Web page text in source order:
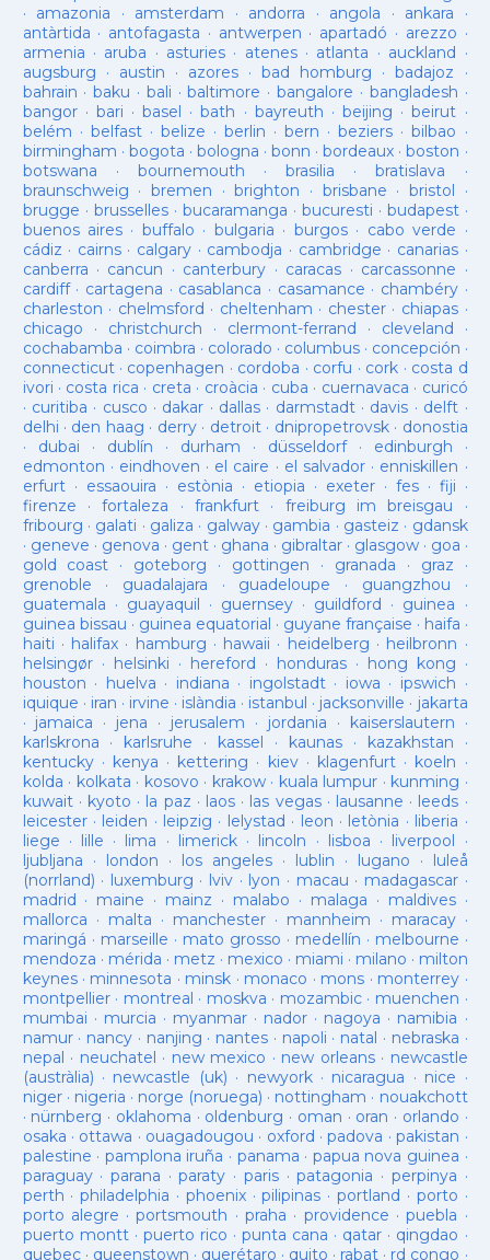
· amazonia · amsterdam · andorra · angola · ankara ·
antàrtida · antofagasta · antwerpen · apartadó · arezzo ·
armenia · aruba · asturies· atenes· atlanta · auckland ·
augsburg · austin · azores·bad homburg ·badajoz ·
bahrain ·baku · bali ·baltimore ·bangalore · bangladesh ·
bangor· bari ·basel ·bath · bayreuth ·beijing ·beirut ·
belém · belfast· belize · berlin ·bern ·beziers ·bilbao ·
birmingham · bogota · bologna ·bonn ·bordeaux ·boston ·
botswana · bournemouth ·brasilia ·bratislava ·
braunschweig · bremen ·brighton · brisbane · bristol ·
brugge · brusselles· bucaramanga · bucuresti · budapest·
buenos aires· buffalo · bulgaria · burgos· cabo verde ·
cádiz · cairns· calgary · cambodja · cambridge · canarias·
canberra · cancun · canterbury · caracas · carcassonne ·
cardiff· cartagena · casablanca · casamance · chambéry·
charleston · chelmsford · cheltenham · chester· chiapas ·
chicago · christchurch · clermont-ferrand · cleveland ·
cochabamba · coimbra · colorado · columbus· concepción ·
connecticut· copenhagen · cordoba · corfu · cork · costa d
ivori · costa rica · creta · croàcia · cuba · cuernavaca · curicó
· curitiba · cusco · dakar · dallas · darmstadt· davis · delft ·
delhi · den haag · derry· detroit· dnipropetrovsk· donostia
· dubai · dublín · durham · düsseldorf· edinburgh ·
edmonton · eindhoven · el caire · el salvador · enniskillen ·
erfurt· essaouira · estònia · etiopia · exeter· fes· fiji ·
firenze ·fortaleza · frankfurt· freiburg im breisgau ·
fribourg · galati · galiza · galway· gambia · gasteiz · gdansk
· geneve · genova · gent· ghana · gibraltar· glasgow· goa ·
gold coast · goteborg · gottingen · granada · graz ·
grenoble · guadalajara · guadeloupe · guangzhou ·
guatemala · guayaquil · guernsey· guildford · guinea ·
guinea bissau · guinea equatorial · guyane française · haifa ·
haiti · halifax · hamburg · hawaii · heidelberg · heilbronn ·
helsingør· helsinki · hereford · honduras· hong kong ·
houston · huelva · indiana · ingolstadt· iowa · ipswich ·
iquique · iran · irvine · islàndia · istanbul · jacksonville · jakarta
· jamaica · jena · jerusalem · jordania · kaiserslautern ·
karlskrona · karlsruhe · kassel · kaunas· kazakhstan ·
kentucky· kenya · kettering · kiev· klagenfurt · koeln ·
kolda · kolkata · kosovo · krakow· kuala lumpur · kunming ·
kuwait· kyoto · la paz · laos· las vegas· lausanne · leeds ·
leicester· leiden · leipzig · lelystad · leon · letònia · liberia ·
liege · lille · lima · limerick· lincoln · lisboa · liverpool ·
ljubljana · london · los angeles· lublin · lugano · luleå
(norrland) · luxemburg · lviv · lyon · macau · madagascar·
madrid · maine · mainz · malabo · malaga · maldives·
mallorca · malta · manchester· mannheim · maracay·
maringá · marseille · mato grosso · medellín · melbourne ·
mendoza · mérida · metz · mexico · miami · milano · milton
keynes· minnesota · minsk · monaco · mons · monterrey ·
montpellier· montreal · moskva · mozambic· muenchen ·
mumbai · murcia · myanmar· nador · nagoya · namibia ·
namur· nancy · nanjing · nantes · napoli · natal · nebraska ·
nepal · neuchatel · new mexico · new orleans· newcastle
(austràlia) · newcastle (uk) · newyork· nicaragua · nice ·
niger· nigeria · norge (noruega) · nottingham · nouakchott
· nürnberg · oklahoma · oldenburg · oman · oran · orlando ·
osaka · ottawa · ouagadougou · oxford ·padova ·pakistan ·
palestine · pamplona iruña · panama · papua nova guinea ·
paraguay· parana ·paraty · paris·patagonia · perpinya ·
perth ·philadelphia · phoenix·pilipinas ·portland · porto ·
porto alegre ·portsmouth ·praha · providence ·puebla ·
puerto montt· puerto rico ·punta cana · qatar · qingdao ·
quebec· queenstown · querétaro · quito · rabat · rd congo ·